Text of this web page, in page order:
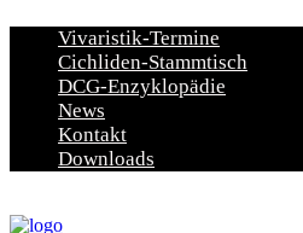
Vivaristik-Termine
Cichliden-Stammtisch
DCG-Enzyklopädie
News
Kontakt
Downloads